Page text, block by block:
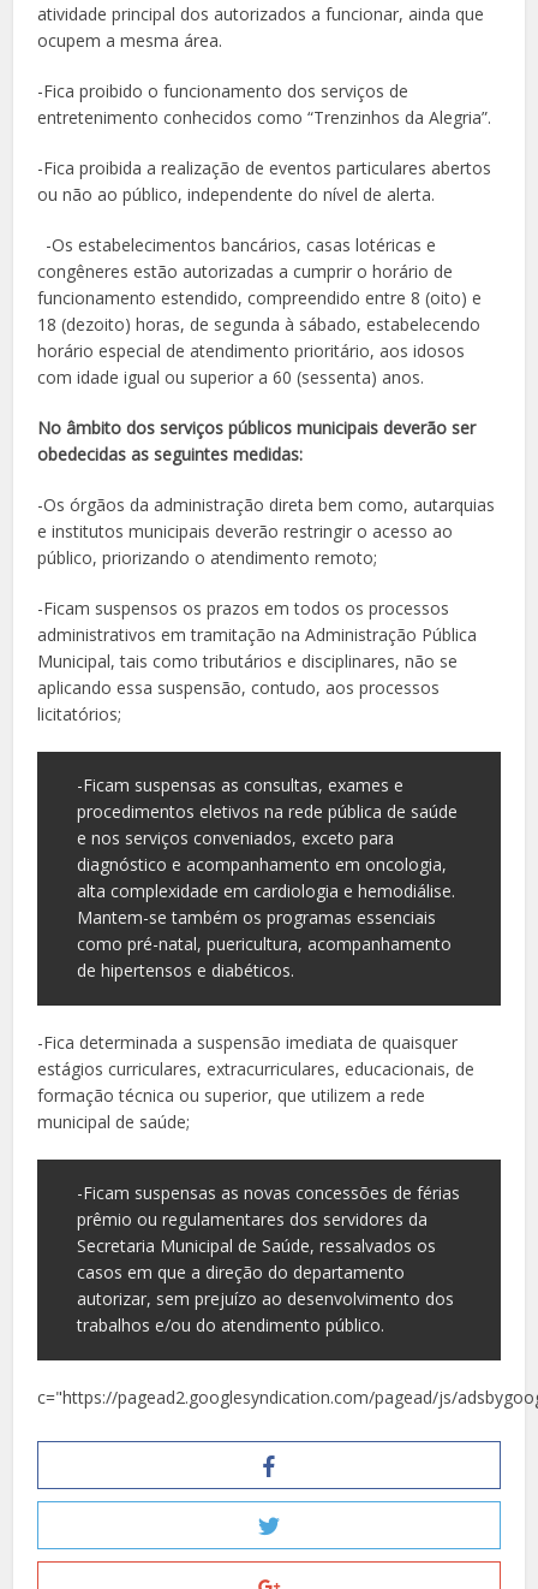
atividade principal dos autorizados a funcionar, ainda que
ocupem a mesma área.
-Fica proibido o funcionamento dos serviços de
entretenimento conhecidos como “Trenzinhos da Alegria”.
-Fica proibida a realização de eventos particulares abertos
ou não ao público, independente do nível de alerta.
-Os estabelecimentos bancários, casas lotéricas e
congêneres estão autorizadas a cumprir o horário de
funcionamento estendido, compreendido entre 8 (oito) e
18 (dezoito) horas, de segunda à sábado, estabelecendo
horário especial de atendimento prioritário, aos idosos
com idade igual ou superior a 60 (sessenta) anos.
No âmbito dos serviços públicos municipais deverão ser
obedecidas as seguintes medidas:
-Os órgãos da administração direta bem como, autarquias
e institutos municipais deverão restringir o acesso ao
público, priorizando o atendimento remoto;
-Ficam suspensos os prazos em todos os processos
administrativos em tramitação na Administração Pública
Municipal, tais como tributários e disciplinares, não se
aplicando essa suspensão, contudo, aos processos
licitatórios;
-Ficam suspensas as consultas, exames e
procedimentos eletivos na rede pública de saúde
e nos serviços conveniados, exceto para
diagnóstico e acompanhamento em oncologia,
alta complexidade em cardiologia e hemodiálise.
Mantem-se também os programas essenciais
como pré-natal, puericultura, acompanhamento
de hipertensos e diabéticos.
-Fica determinada a suspensão imediata de quaisquer
estágios curriculares, extracurriculares, educacionais, de
formação técnica ou superior, que utilizem a rede
municipal de saúde;
-Ficam suspensas as novas concessões de férias
prêmio ou regulamentares dos servidores da
Secretaria Municipal de Saúde, ressalvados os
casos em que a direção do departamento
autorizar, sem prejuízo ao desenvolvimento dos
trabalhos e/ou do atendimento público.
c="https://pagead2.googlesyndication.com/pagead/js/